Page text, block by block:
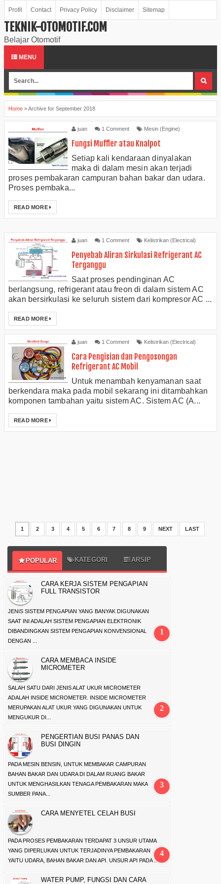
Profil Contact Privacy Policy Disclaimer Sitemap
TEKNIK-OTOMOTIF.COM
Belajar Otomotif
MENU
Home »Archive for September 2018
juan 1 Comment Mesin (Engine)
Fungsi Muffler atau Knalpot
Setiap kali kendaraan dinyalakan
maka di dalam mesin akan terjadi
proses pembakaran campuran bahan bakar dan udara.
Proses pembaka...
READ MORE
juan 1 Comment Kelistrikan (Electrical)
Penyebab Aliran Sirkulasi Refrigerant AC
Terganggu
Saat proses pendinginan AC
berlangsung, refrigerant atau freon di dalam sistem AC
akan bersirkulasi ke seluruh sistem dari kompresor AC ...
READ MORE
juan 1 Comment Kelistrikan (Electrical)
Cara Pengisian dan Pengosongan
Refrigerant AC Mobil
Untuk menambah kenyamanan saat
berkendara maka pada mobil sekarang ini ditambahkan
komponen tambahan yaitu sistem AC. Sistem AC (A...
READ MORE
1 2 3 4 5 6 7 8 9 NEXT LAST
POPULAR KATEGORI ARSIP
CARA KERJA SISTEM PENGAPIAN
FULL TRANSISTOR
JENIS SISTEM PENGAPIAN YANG BANYAK DIGUNAKAN
SAAT INI ADALAH SISTEM PENGAPIAN ELEKTRONIK
DIBANDINGKAN SISTEM PENGAPIAN KONVENSIONAL
DENGAN ...
CARA MEMBACA INSIDE
MICROMETER
SALAH SATU DARI JENIS ALAT UKUR MICROMETER
ADALAH INSIDE MICROMETER. INSIDE MICROMETER
MERUPAKAN ALAT UKUR YANG DIGUNAKAN UNTUK
MENGUKUR DI...
PENGERTIAN BUSI PANAS DAN
BUSI DINGIN
PADA MESIN BENSIN, UNTUK MEMBAKAR CAMPURAN
BAHAN BAKAR DAN UDARA DI DALAM RUANG BAKAR
UNTUK MENGHASILKAN TENAGA PEMBAKARAN MAKA
SUMBER PANA...
CARA MENYETEL CELAH BUSI
PADA PROSES PEMBAKARAN TERDAPAT 3 UNSUR UTAMA
YANG DIPERLUKAN UNTUK TERJADINYA PEMBAKARAN
YAITU UDARA, BAHAN BAKAR DAN API. UNSUR API PADA ...
WATER PUMP, FUNGSI DAN CARA